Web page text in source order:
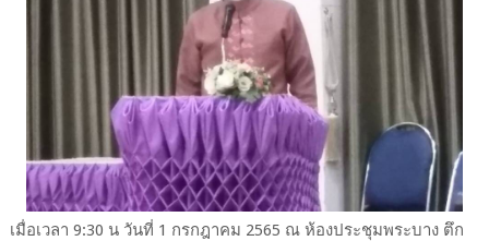
เมื่อเวลา 9:30 น วันที่ 1 กรกฎาคม 2565 ณ ห้องประชุมพระบาง ตึก